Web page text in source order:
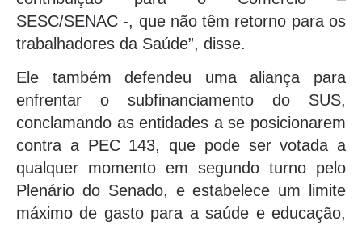
SESC/SENAC -, que não têm retorno para os
trabalhadores da Saúde”, disse.
Ele também defendeu uma aliança para
enfrentar o subfinanciamento do SUS,
conclamando as entidades a se posicionarem
contra a PEC 143, que pode ser votada a
qualquer momento em segundo turno pelo
Plenário do Senado, e estabelece um limite
máximo de gasto para a saúde e educação,